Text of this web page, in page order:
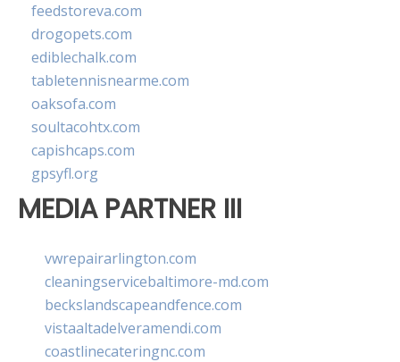
feedstoreva.com
drogopets.com
ediblechalk.com
tabletennisnearme.com
oaksofa.com
soultacohtx.com
capishcaps.com
gpsyfl.org
MEDIA PARTNER III
vwrepairarlington.com
cleaningservicebaltimore-md.com
beckslandscapeandfence.com
vistaaltadelveramendi.com
coastlinecateringnc.com